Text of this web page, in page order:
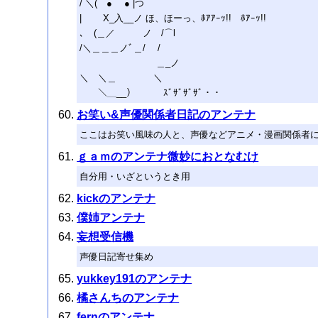
/ ＼( ● ● |つ
| X_入__ノ ほ、ほーっ、ﾎｱｱｰｯ!! ﾎｱｰｯ!!
､ (＿／ ノ /⌒l
/＼＿＿＿ノﾞ＿/ /
＿_ノ
＼ ＼＿ ＼
＼＿__） ｽﾞｻﾞｻﾞｻﾞ・・
お笑い&声優関係者日記のアンテナ
ここはお笑い風味の人と、声優などアニメ・漫画関係者
ｇａｍのアンテナ微妙におとなむけ
自分用・いざというとき用
kickのアンテナ
僕姉アンテナ
妄想受信機
声優日記寄せ集め
yukkey191のアンテナ
橘さんちのアンテナ